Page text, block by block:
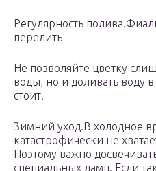
Регулярность
перелить
Не позволяйте цветку
воды, но и доливать воду
стоит.
Зимний уход.В холодное
катастрофически не
Поэтому важно
специальных ламп. Если